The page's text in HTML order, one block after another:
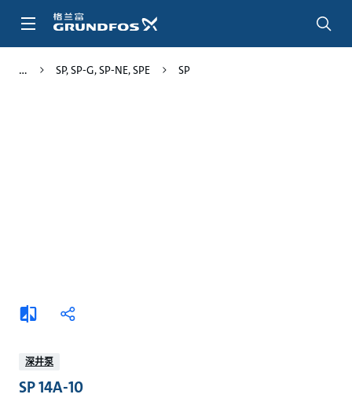
SP, SP-G, SP-NE, SPE SP
添
加
较
分
深井泵
SP 14A-10